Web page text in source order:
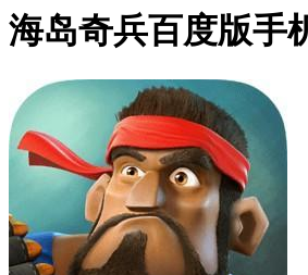
海岛奇兵百度版手